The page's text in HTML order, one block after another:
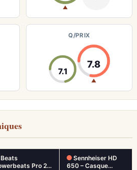
▲
Q/PRIX
7.1
7.8
▲
Beats
Pro 2…
Sennheiser HD
650 – Casque…